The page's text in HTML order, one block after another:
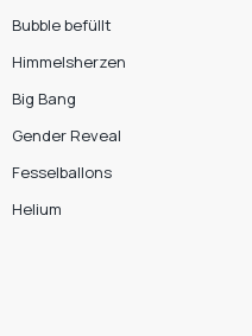
Bubble befüllt
Himmelsherzen
Big Bang
Gender Reveal
Fesselballons
Helium